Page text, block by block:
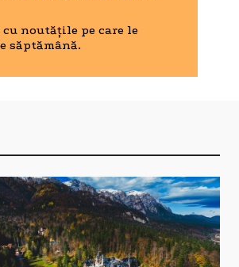
noutățile pe care le
săptămână.